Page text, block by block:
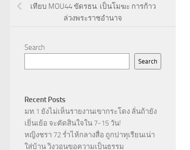
เทียบ MOU44 ขัดรธน. เป็นโมฆะ การก้าว
ล่วงพระราชอำนาจ
Search
Search
Recent Posts
มท.1 ยังไม่เห็นรายงานเขากระโดง ลั่นถ้ายัง
เยิ่นเย้อ จะตัดสินใจใน 7-15 วัน!
หญิงชรา 72 ร่ำไห้กลางสื่อ ถูกปาทุเรียนเน่า
ใส่บ้าน วิงวอนขอความเป็นธรรม